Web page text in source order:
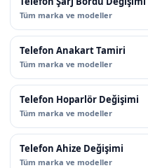
Tüm marka ve modeller
Telefon Anakart Tamiri
Tüm marka ve modeller
Telefon Hoparlör Değişimi
Tüm marka ve modeller
Telefon Ahize Değişimi
Tüm marka ve modeller